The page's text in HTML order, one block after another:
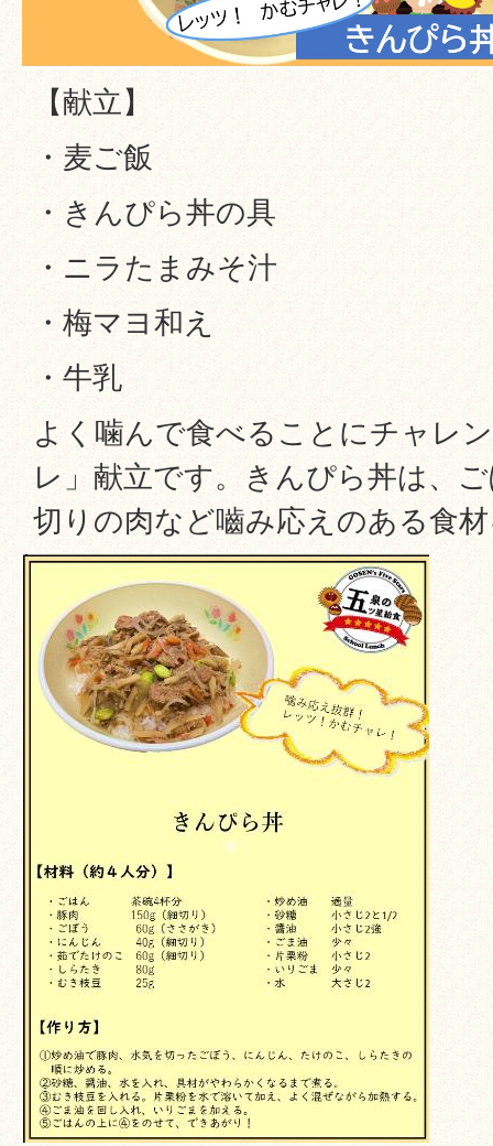
【献立】
・麦ご飯
・きんぴら丼の具
・ニラたまみそ汁
・梅マヨ和え
・牛乳
よく噛んで食べることにチャレ
レ」献立です。きんぴら丼は、
切りの肉など嚙み応えのある食